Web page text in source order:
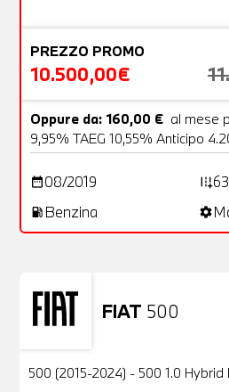
PREZZO PROMO
10.500,00€
Oppure da: 160,00 € al mese
9,95% TAEG 10,55% Anticipo
date_range08/2019 add_road
local_gas_station Benzina settings
FIAT 500
Usato
500 (2015-2024) - 500 1.0 Hybrid